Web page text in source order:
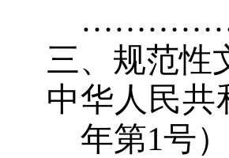
三、规范性
中华人民共
年第1号）